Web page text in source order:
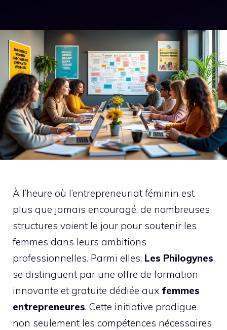
À l’heure où l’entrepreneuriat féminin est
plus que jamais encouragé, de nombreuses
structures voient le jour pour soutenir les
femmes dans leurs ambitions
professionnelles. Parmi elles, Les Philogynes
se distinguent par une offre de formation
innovante et gratuite dédiée aux femmes
entrepreneures. Cette initiative prodigue
non seulement les compétences nécessaires